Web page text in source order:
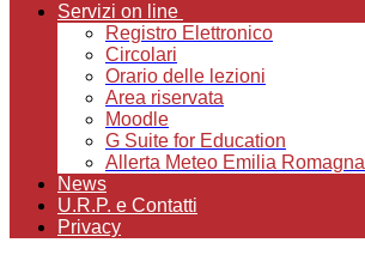
Servizi on line
Registro Elettronico
Circolari
Orario delle lezioni
Area riservata
Moodle
G Suite for Education
Allerta Meteo Emilia Romagna
News
U.R.P. e Contatti
Privacy